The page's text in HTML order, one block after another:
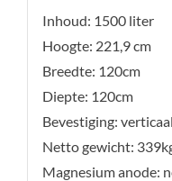
Inhoud: 1500 liter
Hoogte: 221,9 cm
Breedte: 120cm
Diepte: 120cm
Bevestiging:
Netto gewicht:
Magnesium anode: